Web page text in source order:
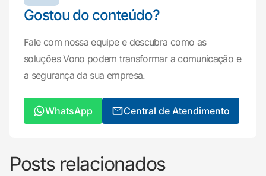
Gostou do conteúdo?
Fale com nossa equipe e descubra como as
soluções Vono podem transformar a comunicação e
a segurança da sua empresa.
WhatsApp Central de Atendimento
Posts relacionados